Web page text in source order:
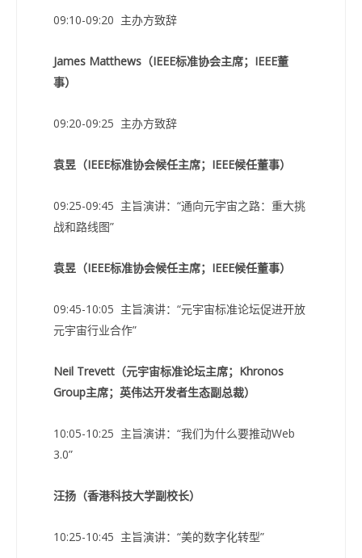
09:10-09:20 主办方致辞
James Matthews（IEEE标准协会主席；IEEE董
事）
09:20-09:25 主办方致辞
袁昱（IEEE标准协会候任主席；IEEE候任董事）
09:25-09:45 主旨演讲：“通向元宇宙之路：重大挑
战和路线图”
袁昱（IEEE标准协会候任主席；IEEE候任董事）
09:45-10:05 主旨演讲：“元宇宙标准论坛促进开放
元宇宙行业合作”
Neil Trevett（元宇宙标准论坛主席；Khronos
Group主席；英伟达开发者生态副总裁）
10:05-10:25 主旨演讲：“我们为什么要推动Web
3.0”
汪扬（香港科技大学副校长）
10:25-10:45 主旨演讲：“美的数字化转型”